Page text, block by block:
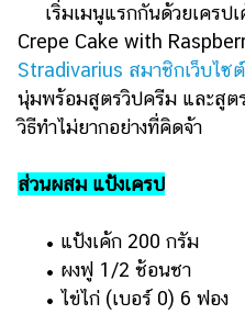
เรียน
เลข
ออนไลน์
ติดต่อ
โฆษณา
แจ้ง
ปัญหา
ร่วม
งาน
เริ่มเมนูแรกกันด้วยเครป
Crepe Cake with
Stradivarius สมาชิกเว็บไ
นุ่มพร้อมสูตรวิปครีม และสูต
วิธีทำไม่ยากอย่างที่คิดจ้า
ส่วนผสม แป้งเครป
• แป้งเค้ก 200 กรัม
• ผงฟู 1/2 ช้อนชา
• ไข่ไก่ (เบอร์ 0) 6 ฟอง